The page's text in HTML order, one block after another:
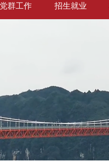
党群工作 招生就业